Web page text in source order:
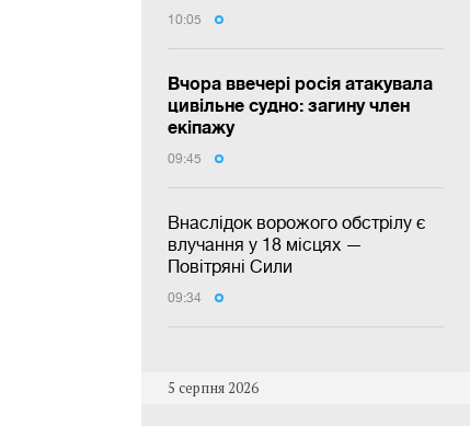
10:05
Вчора ввечері росія атакувала
цивільне судно: загину член
екіпажу
09:45
Внаслідок ворожого обстрілу є
влучання у 18 місцях —
Повітряні Сили
09:34
5 серпня 2026